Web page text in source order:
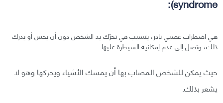
هي اضطراب عصبي نادر، يتسبب في تحرّك يد الشخص دون أن يحس أو يدرك
ذلك، وتصل إلى عدم إمكانية السيطرة عليها.
حيث يمكن للشخص المصاب بها أن يمسك الأشياء ويحركها وهو لا
يشعر بذلك.